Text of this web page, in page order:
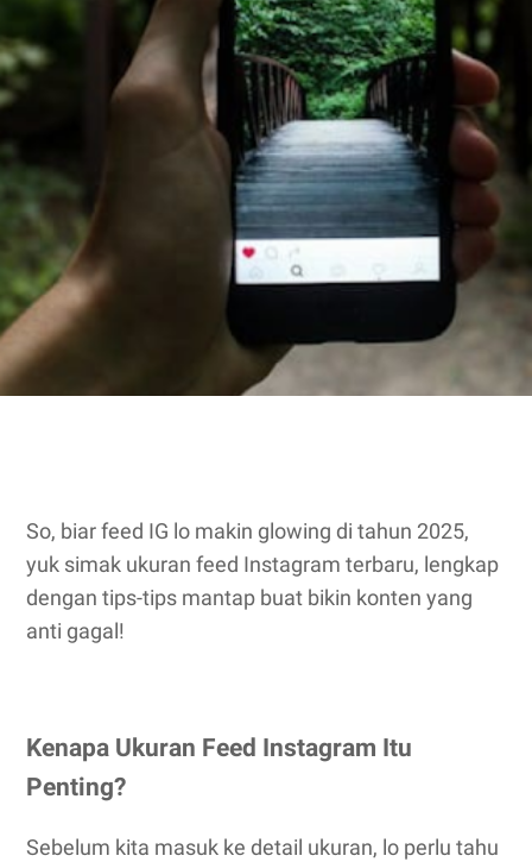
So, biar feed IG lo makin glowing di tahun 2025,
yuk simak ukuran feed Instagram terbaru, lengkap
dengan tips-tips mantap buat bikin konten yang
anti gagal!
Kenapa Ukuran Feed Instagram Itu
Penting?
Sebelum kita masuk ke detail ukuran, lo perlu tahu